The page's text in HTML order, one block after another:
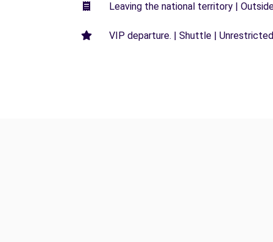
Leaving the national territory |
VIP departure. | Shuttle |